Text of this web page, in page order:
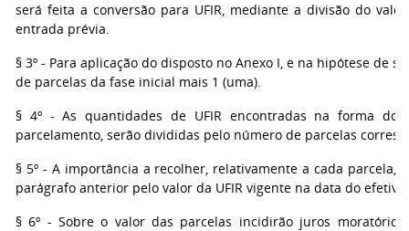
será feita a conversão para UFIR, mediante a divisão do
entrada prévia.
§ 3º - Para aplicação do disposto no Anexo I, e na hipótese de
de parcelas da fase inicial mais 1 (uma).
§ 4º - As quantidades de UFIR encontradas na forma
parcelamento, serão divididas pelo número de parcelas
§ 5º - A importância a recolher, relativamente a cada
parágrafo anterior pelo valor da UFIR vigente na data do
§ 6º - Sobre o valor das parcelas incidirão juros